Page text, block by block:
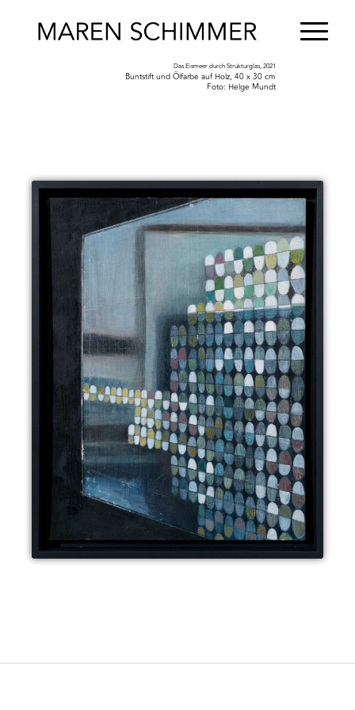
Das Eismeer durch Strukturglas, 2021
Buntstift und Ölfarbe auf Holz, 40 x 30 cm
Foto: Helge Mundt